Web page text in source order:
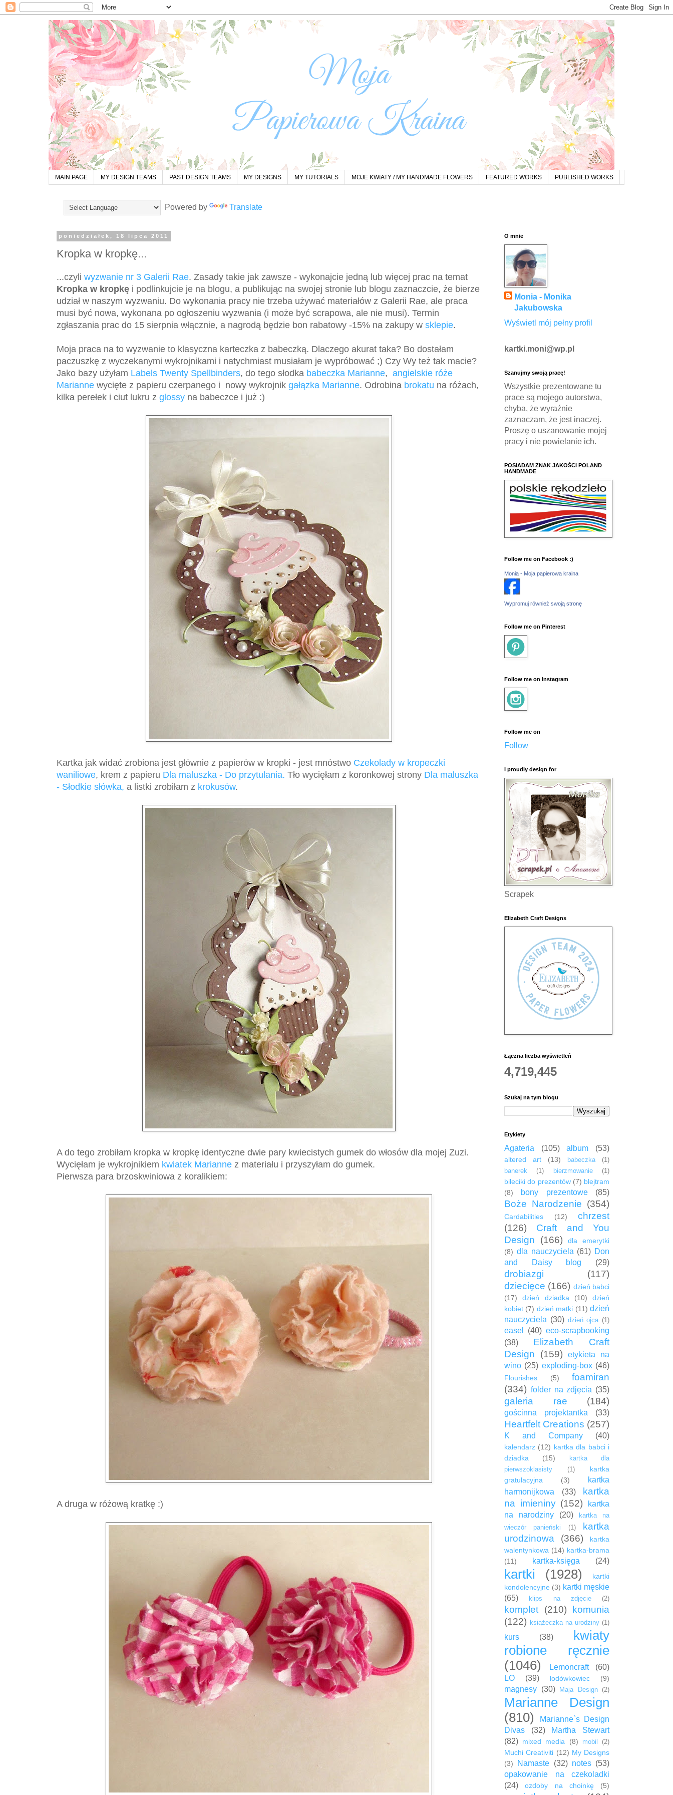
MAIN PAGE MY DESIGN TEAMS PAST DESIGN TEAMS MY DESIGNS MY TUTORIALS MOJE KWIATY / MY HANDMADE FLOWERS FEATURED WORKS PUBLISHED WORKS
Powered by Translate
poniedziałek, 18 lipca 2011
Kropka w kropkę...
...czyli wyzwanie nr 3 Galerii Rae. Zasady takie jak zawsze - wykonajcie jedną lub więcej prac na temat
Kropka w kropkę i podlinkujcie je na blogu, a publikując na swojej stronie lub blogu zaznaczcie, że bierze
udział w naszym wyzwaniu. Do wykonania pracy nie trzeba używać materiałów z Galerii Rae, ale praca
musi być nowa, wykonana po ogłoszeniu wyzwania (i może być scrapowa, ale nie musi). Termin
zgłaszania prac do 15 sierpnia włącznie, a nagrodą będzie bon rabatowy -15% na zakupy w sklepie.
Moja praca na to wyzwanie to klasyczna karteczka z babeczką. Dlaczego akurat taka? Bo dostałam
paczuszkę z wyczekanymi wykrojnikami i natychmiast musiałam je wypróbować ;) Czy Wy też tak macie?
Jako bazy użyłam Labels Twenty Spellbinders, do tego słodka babeczka Marianne, angielskie róże
Marianne wycięte z papieru czerpanego i nowy wykrojnik gałązka Marianne. Odrobina brokatu na różach,
kilka perełek i ciut lukru z glossy na babeczce i już :)
Kartka jak widać zrobiona jest głównie z papierów w kropki - jest mnóstwo Czekolady w kropeczki
waniliowe, krem z papieru Dla maluszka - Do przytulania. Tło wycięłam z koronkowej strony Dla maluszka
- Słodkie słówka, a listki zrobiłam z krokusów.
A do tego zrobiłam kropka w kropkę identyczne dwie pary kwiecistych gumek do włosów dla mojej Zuzi.
Wycięłam je wykrojnikiem kwiatek Marianne z materiału i przyszyłam do gumek.
Pierwsza para brzoskwiniowa z koralikiem:
A druga w różową kratkę :)
O mnie
Monia - Monika
Jakubowska
Wyświetl mój pełny profil
kartki.moni@wp.pl
Szanujmy swoją pracę!
Wszystkie prezentowane tu
prace są mojego autorstwa,
chyba, że wyraźnie
zaznaczam, że jest inaczej.
Proszę o uszanowanie mojej
pracy i nie powielanie ich.
POSIADAM ZNAK JAKOŚCI POLAND
HANDMADE
Follow me on Facebook :)
Monia - Moja papierowa kraina
Wypromuj również swoją stronę
Follow me on Pinterest
Follow me on Instagram
Follow me on
Follow
I proudly design for
Scrapek
Elizabeth Craft Designs
Łączna liczba wyświetleń
4,719,445
Szukaj na tym blogu
Etykiety
Agateria (105) album (53)
altered art (13) babeczka
(1)
banerek
(1) bierzmowanie (1)
bileciki do prezentów (7) blejtram
(8)
bony prezentowe (85)
Boże Narodzenie (354)
Cardabilities (12)
chrzest
(126)
Craft and You
Design
(166)
dla emerytki
(8) dla nauczyciela (61) Don
and Daisy blog
(29)
drobiazgi
(117)
dziecięce (166) dzień babci
(17)
dzień dziadka (10)
dzień
kobiet (7) dzień matki (11) dzień
nauczyciela (30) dzień ojca (1)
easel (40) eco-scrapbooking
(38)
Elizabeth Craft
Design
(159)
etykieta na
wino (25) exploding-box (46)
Flourishes (5)
foamiran
(334) folder na zdjęcia (35)
galeria rae (184)
gościnna projektantka (33)
Heartfelt Creations (257)
K and Company (40)
kalendarz (12) kartka dla babci i
dziadka
(15)
kartka dla
pierwszoklasisty
(1)
kartka
gratulacyjna
(3)
kartka
harmonijkowa
(33)
kartka
na imieniny (152)
kartka
na narodziny
(20)
kartka na
wieczór panieński
(1)
kartka
urodzinowa
(366)
kartka
walentynkowa (14) kartka-brama
(11)
kartka-księga (24)
kartki (1928)
kartki
kondolencyjne (3) kartki męskie
(65)
klips na zdjęcie (2)
komplet (210)
komunia
(122) książeczka na urodziny (1)
kurs (38)
kwiaty
robione ręcznie
(1046)
Lemoncraft
(60)
LO
(39) lodówkowiec (9)
magnesy (30) Maja Design (2)
Marianne Design
(810)
Marianne`s Design
Divas
(32)
Martha Stewart
(82) mixed media (8) mobil (2)
Muchi Creativiti (12) My Designs
(3)
Namaste (32) notes (53)
opakowanie na czekoladki
(24)
ozdoby na choinkę (5)